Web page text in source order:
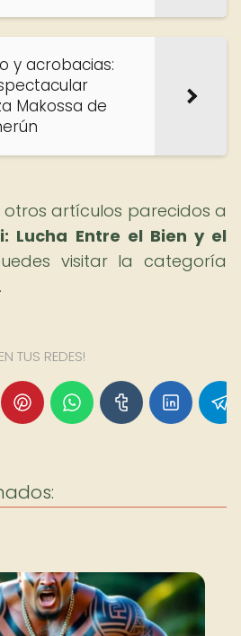
y acrobacias:
Makossa de
otros artículos parecidos a
Lucha Entre el Bien y el
visitar la categoría
.
TUS REDES!